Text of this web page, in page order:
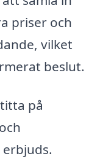
priser och
vilket
beslut.
på